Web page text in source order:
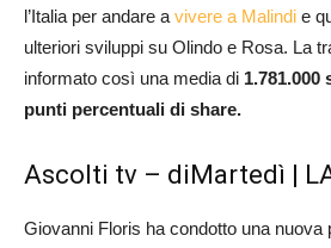
l’Italia per andare a vivere a Malindi e
ulteriori sviluppi su Olindo e Rosa. La
informato così una media di 1.781.000
punti percentuali di share.
Ascolti tv – diMartedì |
Giovanni Floris ha condotto una nuova